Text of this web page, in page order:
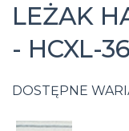
LEŻAK
- HCXL-
DOSTĘPNE